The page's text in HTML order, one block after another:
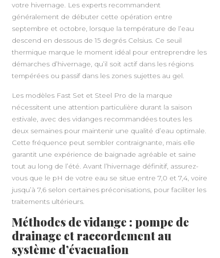
votre hivernage. Les experts recommandent
généralement de débuter cette opération entre
septembre et octobre, lorsque la température de l’eau
descend en dessous de 15 degrés Celsius. Ce seuil
thermique marque le moment idéal pour entreprendre les
démarches d’hivernage, qu’il soit actif dans les régions
tempérées ou passif dans les zones sujettes au gel.
Les modèles Fast Set et Steel Pro de la marque
nécessitent une attention particulière durant la saison
estivale, avec des vidanges recommandées toutes les
deux semaines pour maintenir une qualité d’eau optimale.
Cette fréquence peut sembler contraignante, mais elle
garantit une expérience de baignade agréable et saine
tout au long de l’été. Avant l’hivernage définitif, assurez-
vous que le pH de votre eau se situe entre 7,0 et 7,4, voire
jusqu’à 7,6 selon certaines préconisations, pour faciliter les
traitements ultérieurs.
Méthodes de vidange : pompe de
drainage et raccordement au
système d’évacuation
A PROPOS